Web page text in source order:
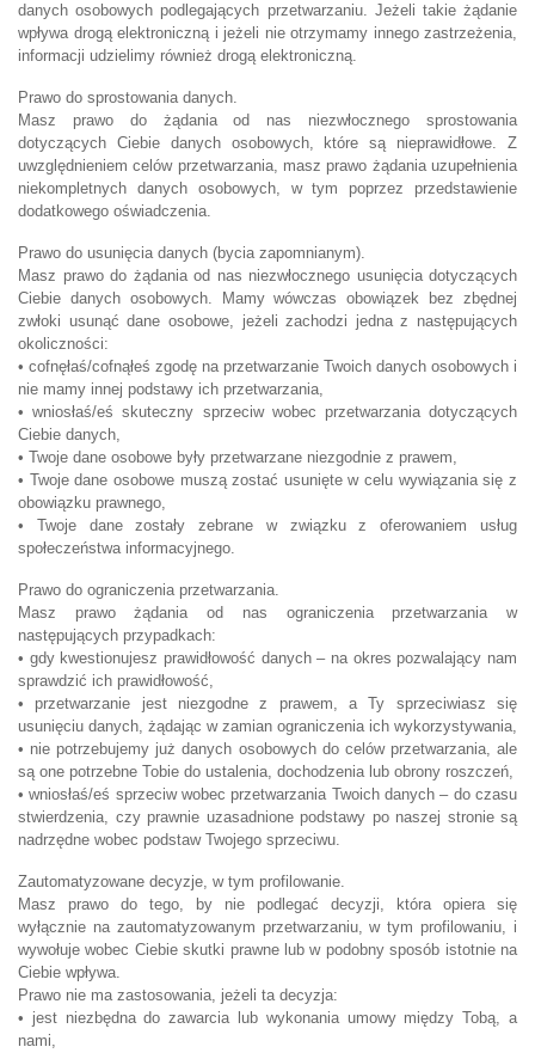
danych osobowych podlegających przetwarzaniu. Jeżeli takie żądanie
wpływa drogą elektroniczną i jeżeli nie otrzymamy innego zastrzeżenia,
informacji udzielimy również drogą elektroniczną.
Prawo do sprostowania danych.
Masz prawo do żądania od nas niezwłocznego sprostowania
dotyczących Ciebie danych osobowych, które są nieprawidłowe. Z
uwzględnieniem celów przetwarzania, masz prawo żądania uzupełnienia
niekompletnych danych osobowych, w tym poprzez przedstawienie
dodatkowego oświadczenia.
Prawo do usunięcia danych (bycia zapomnianym).
Masz prawo do żądania od nas niezwłocznego usunięcia dotyczących
Ciebie danych osobowych. Mamy wówczas obowiązek bez zbędnej
zwłoki usunąć dane osobowe, jeżeli zachodzi jedna z następujących
okoliczności:
• cofnęłaś/cofnąłeś zgodę na przetwarzanie Twoich danych osobowych i
nie mamy innej podstawy ich przetwarzania,
• wniosłaś/eś skuteczny sprzeciw wobec przetwarzania dotyczących
Ciebie danych,
• Twoje dane osobowe były przetwarzane niezgodnie z prawem,
• Twoje dane osobowe muszą zostać usunięte w celu wywiązania się z
obowiązku prawnego,
• Twoje dane zostały zebrane w związku z oferowaniem usług
społeczeństwa informacyjnego.
Prawo do ograniczenia przetwarzania.
Masz prawo żądania od nas ograniczenia przetwarzania w
następujących przypadkach:
• gdy kwestionujesz prawidłowość danych – na okres pozwalający nam
sprawdzić ich prawidłowość,
• przetwarzanie jest niezgodne z prawem, a Ty sprzeciwiasz się
usunięciu danych, żądając w zamian ograniczenia ich wykorzystywania,
• nie potrzebujemy już danych osobowych do celów przetwarzania, ale
są one potrzebne Tobie do ustalenia, dochodzenia lub obrony roszczeń,
• wniosłaś/eś sprzeciw wobec przetwarzania Twoich danych – do czasu
stwierdzenia, czy prawnie uzasadnione podstawy po naszej stronie są
nadrzędne wobec podstaw Twojego sprzeciwu.
Zautomatyzowane decyzje, w tym profilowanie.
Masz prawo do tego, by nie podlegać decyzji, która opiera się
wyłącznie na zautomatyzowanym przetwarzaniu, w tym profilowaniu, i
wywołuje wobec Ciebie skutki prawne lub w podobny sposób istotnie na
Ciebie wpływa.
Prawo nie ma zastosowania, jeżeli ta decyzja:
• jest niezbędna do zawarcia lub wykonania umowy między Tobą, a
nami,